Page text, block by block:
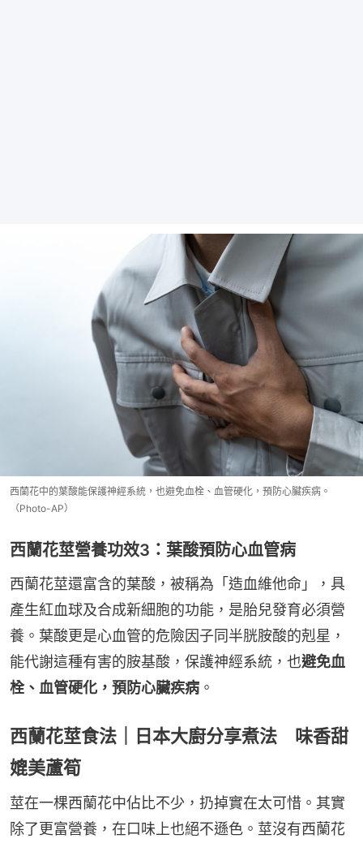
西蘭花中的葉酸能保護神經系統，也避免血栓、血管硬化，預防心臟疾病。
（Photo-AP）
西蘭花莖營養功效3：葉酸預防心血管病
西蘭花莖還富含的葉酸，被稱為「造血維他命」，具
產生紅血球及合成新細胞的功能，是胎兒發育必須營
養。葉酸更是心血管的危險因子同半胱胺酸的剋星，
能代謝這種有害的胺基酸，保護神經系統，也避免血
栓、血管硬化，預防心臟疾病 。
西蘭花莖食法｜日本大廚分享煮法 味香甜
媲美蘆筍
莖在一棵西蘭花中佔比不少，扔掉實在太可惜。其實
除了更富營養，在口味上也絕不遜色。莖沒有西蘭花